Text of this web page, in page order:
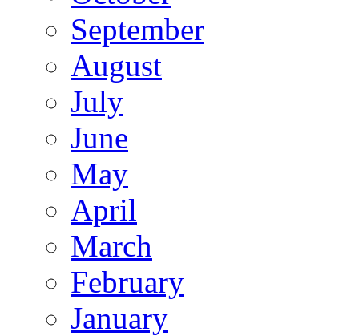
September
August
July
June
May
April
March
February
January